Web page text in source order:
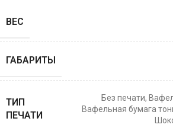
ВЕС
ГАБАРИТЫ
ТИП
ПЕЧАТИ
Без печати,
Вафельная бумага